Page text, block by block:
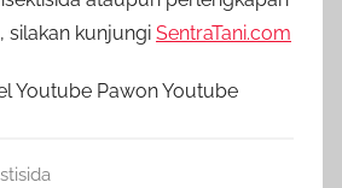
silakan kunjungi SentraTani.com
Youtube Pawon Youtube